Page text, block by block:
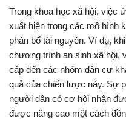
Trong khoa học xã hội, việc
xuất hiện trong các mô hình
phân bổ tài nguyên. Ví dụ,
chương trình an sinh xã hội,
cấp đến các nhóm dân cư
quả của chiến lược này. Sự
người dân có cơ hội nhận
được nâng cao một cách